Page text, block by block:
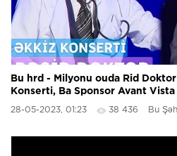
Bu hrd - Milyonu ouda Rid
Konserti, Ba Sponsor Avant
28-05-2023, 01:23 38 436 Bu